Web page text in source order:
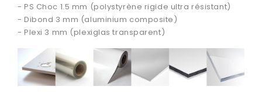
- PS Choc 1.5 mm (polystyrène rigide ultra résistant)
- Dibond 3 mm (aluminium composite)
- Plexi 3 mm (plexiglas transparent)